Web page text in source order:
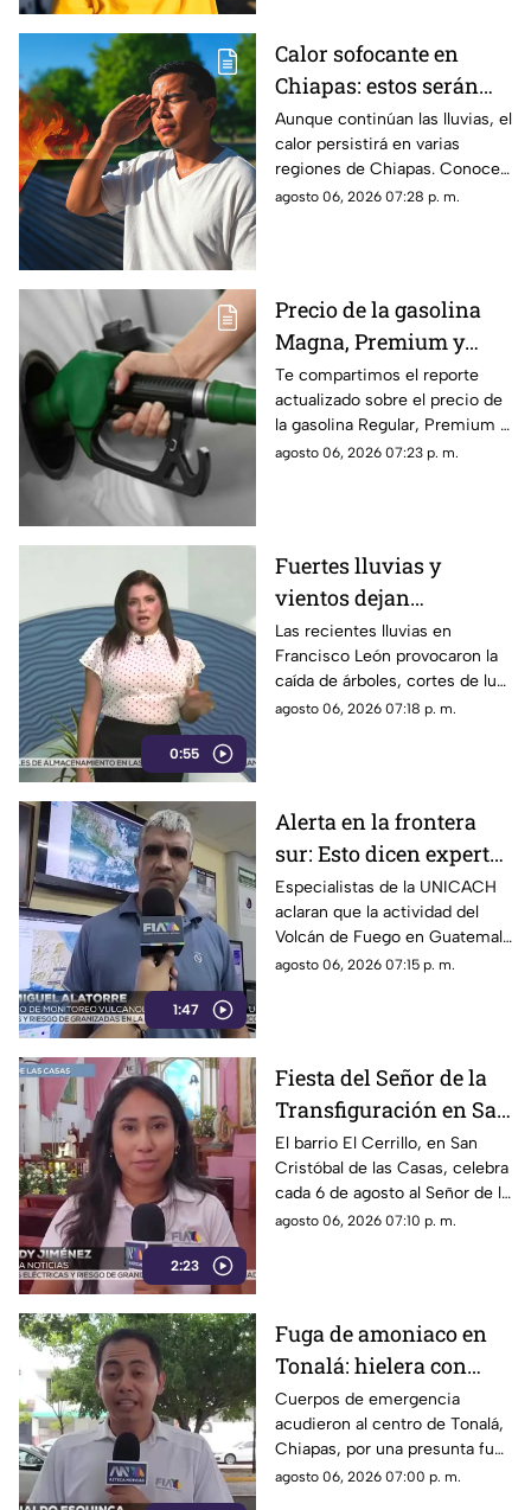
Calor sofocante en
Chiapas: estos serán
los municipios con las
temperaturas más altas
este viernes 7 de agosto
Aunque continúan las lluvias, el
calor persistirá en varias
regiones de Chiapas. Conoce
cuáles serán los municipios
agosto 06, 2026 07:28 p. m.
Precio de la gasolina
Magna, Premium y
Diésel en Chiapas:
costo por municipio
este viernes 7 de agosto
Te compartimos el reporte
actualizado sobre el precio de
la gasolina Regular, Premium y
Diésel en las estaciones de
agosto 06, 2026 07:23 p. m.
0:55
Fuertes lluvias y
vientos dejan
viviendas dañadas en
Francisco León,
Chiapas
Las recientes lluvias en
Francisco León provocaron la
caída de árboles, cortes de luz
y daños en casas de la
agosto 06, 2026 07:18 p. m.
1:47
Alerta en la frontera
sur: Esto dicen expertos
sobre el Volcán de
Fuego y la ceniza en
Chiapas
Especialistas de la UNICACH
aclaran que la actividad del
Volcán de Fuego en Guatemala
no representa peligro para
agosto 06, 2026 07:15 p. m.
2:23
Fiesta del Señor de la
Transfiguración en San
Cristóbal de las Casas:
Tradición y fe en El
Cerrillo
El barrio El Cerrillo, en San
Cristóbal de las Casas, celebra
cada 6 de agosto al Señor de la
Transfiguración con misas,
agosto 06, 2026 07:10 p. m.
Fuga de amoniaco en
Tonalá: hielera con
material peligroso
genera movilización de
emergencia
Cuerpos de emergencia
acudieron al centro de Tonalá,
Chiapas, por una presunta fuga
de amoniaco en una hielería.
agosto 06, 2026 07:00 p. m.